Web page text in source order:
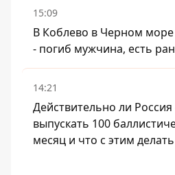
15:09
В Коблево в Черном
- погиб мужчина, есть
14:21
Действительно ли
выпускать 100
месяц и что с этим делать